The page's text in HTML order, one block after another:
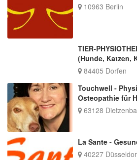
10963 Berlin
TIER-
(Hunde, Katzen,
84405 Dorfen
Touchwell -
Osteopathie für
63128
La Sante -
40227